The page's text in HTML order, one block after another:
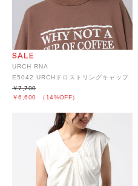
URCH RNA
E5042 URCHドロストリングキャップ
￥6,600 （14%OFF）
￥7,700